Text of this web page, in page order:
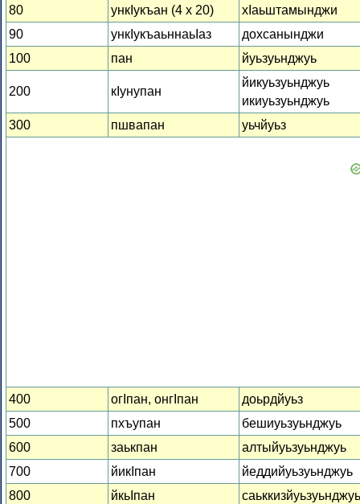
80
ункІукъан (4 x 20)
хІаьштамынджи
90
ункІукъаьннаьІаз
дохсанынджи
100
пан йуьзуьнджуь
200 кІунупан
йикуьзуьнджуь
икиуьзуьнджуь
300
пшвапан уьчйуьз
400 огІпан, онгІпан
доьрдйуьз
500
пхъупан
бешиуьзуьнджуь
600
заькпан
алтыйуьзуьнджуь
700
йикІпан
йеддийуьзуьнджуь
800
йкьІпан
саьккизйуьзуьнджуь